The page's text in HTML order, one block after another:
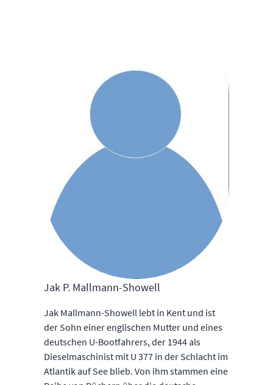
Jak P. Mallmann-Showell
Jak Mallmann-Showell lebt in Kent und ist
der Sohn einer englischen Mutter und eines
deutschen U-Bootfahrers, der 1944 als
Dieselmaschinist mit U 377 in der Schlacht im
Atlantik auf See blieb. Von ihm stammen eine